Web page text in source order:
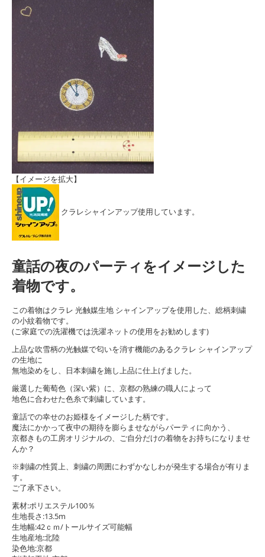
【イメージを拡大】
クラレシャインアップ使用しています。
童話の夜のパーティをイメージした
着物です。
この着物はクラレ 光触媒生地 シャインアップを使用した、総柄刺繍
の小紋着物です。
(ご家庭での洗濯機では洗濯ネットの使用をお勧めします)
上品な吹雪柄の光触媒で匂いを消す機能のあるクラレ シャインアップ
の生地に
無地染めをし、日本刺繍を施し上品に仕上げました。
厳選した葡萄色（深い紫）に、京都の熟練の職人によって
地色に合わせた色糸で刺繍しています。
童話での幸せのお姫様をイメージした柄です。
魔法にかかって夜中の期待を膨らませながらパーティに向かう、
京都きもの工房オリジナルの、ご自分だけの着物をお持ちになりませ
んか？
※刺繍の性質上、刺繍の周囲にわずかなしわが発生する場合が有りま
す。
ご了承下さい。
素材:ポリエステル100％
生地長さ:13.5m
生地幅:42ｃｍ/トールサイズ可能幅
生地産地:北陸
染色地:京都